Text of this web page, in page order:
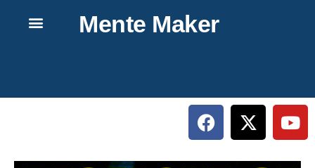
Mente Maker